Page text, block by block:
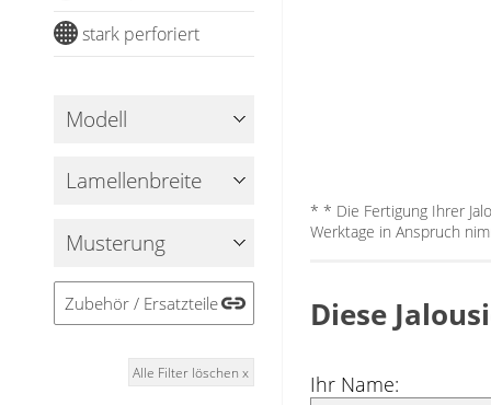
Outdoor-Plissees
Messanleitung
Gardinenschals
Schlaufenschals
Ösenschals
Fliegengitter
Kissen
Gardinenstange
Stoffe
stark perforiert
Modell
Lamellenbreite
Musterung
Zubehör / Ersatzteile
Alle Filter löschen x
* * Die Fertigung Ihrer
Werktage in Anspruch
Diese
Ihr Name: